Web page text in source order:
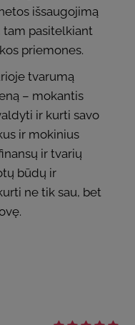
išsaugojimą
tam pasitelkiant
priemones.
tvarumą
– mokantis
ir kurti savo
ir mokinius
ir tvarių
būdų ir
ne tik sau, bet